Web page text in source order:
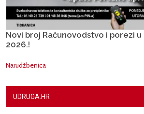
Novi broj Računovodstvo i porezi
2026.!
Narudžbenica
UDRUGA.HR